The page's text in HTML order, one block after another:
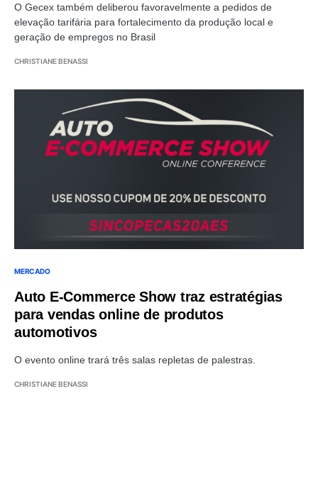
O Gecex também deliberou favoravelmente a pedidos de
elevação tarifária para fortalecimento da produção local e
geração de empregos no Brasil
CHRISTIANE BENASSI
MERCADO
Auto E-Commerce Show traz estratégias
para vendas online de produtos
automotivos
O evento online trará três salas repletas de palestras.
CHRISTIANE BENASSI